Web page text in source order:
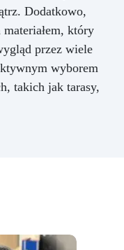
Dodatkowo,
który
przez wiele
wyborem
takich jak tarasy,